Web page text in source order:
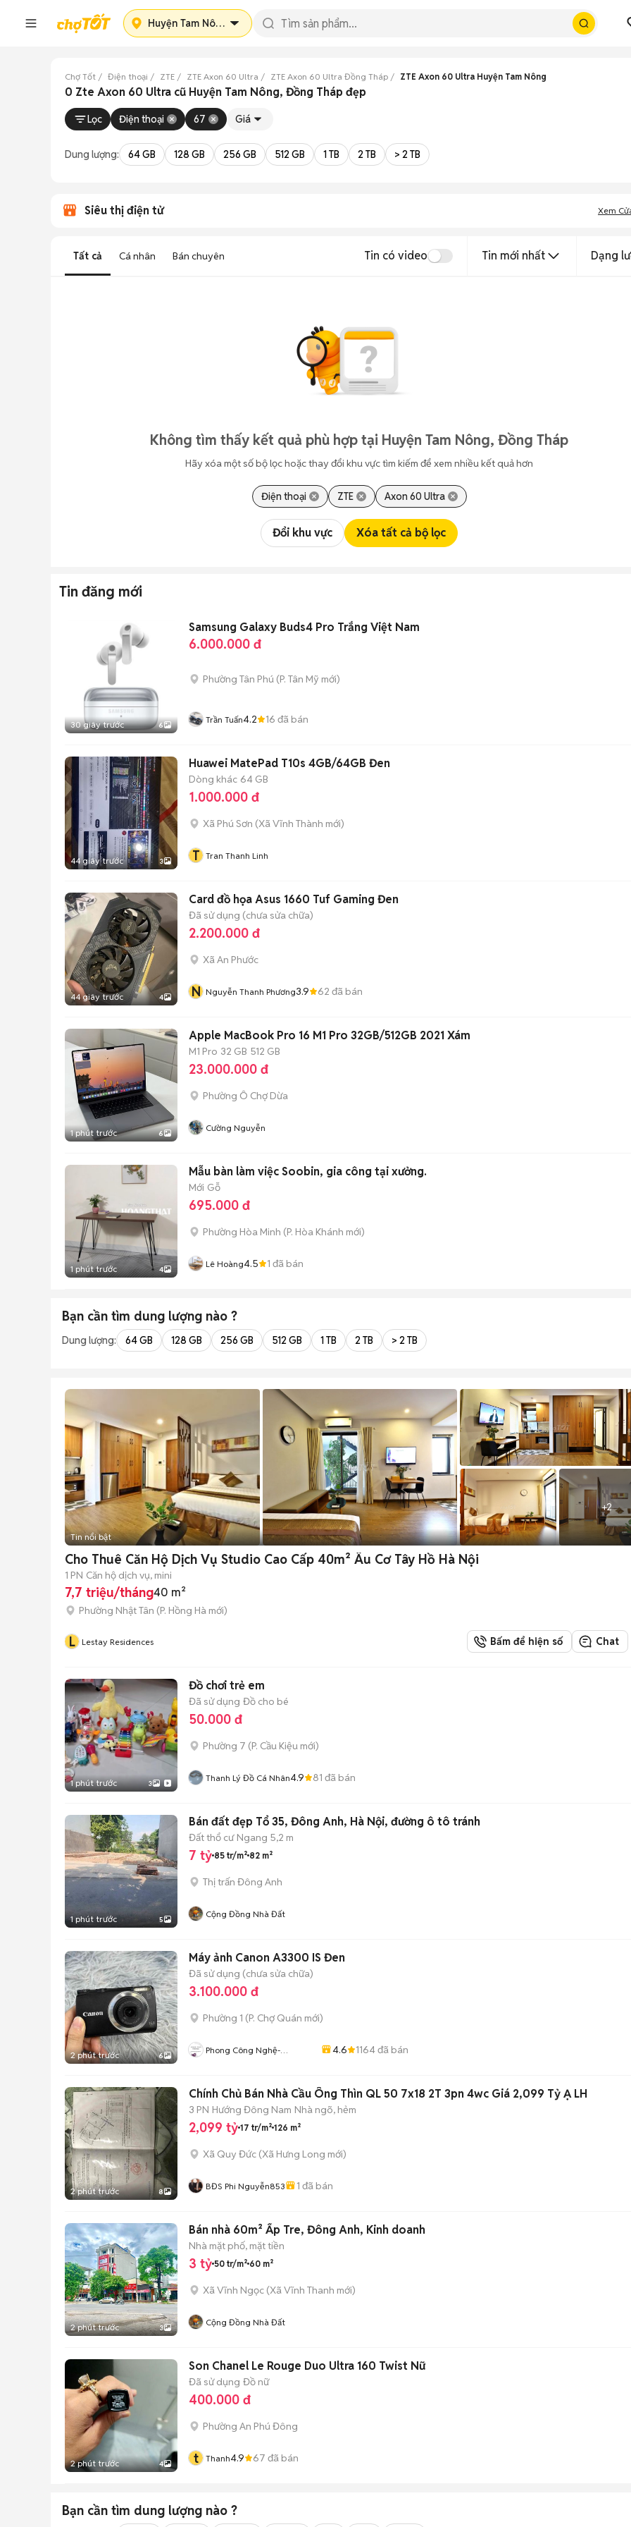
Huyện Tam Nông
Chợ Tốt Điện thoại ZTE ZTE Axon 60 Ultra ZTE Axon 60 Ultra Đồng Tháp ZTE Axon 60 Ultra Huyện Tam Nông
0 Zte Axon 60 Ultra cũ Huyện Tam Nông, Đồng Tháp đẹp
Lọc Điện thoại 67 Giá
Dung lượng: 64 GB 128 GB 256 GB 512 GB 1 TB 2 TB > 2 TB
Siêu thị điện tử Xem
Tất cả Cá nhân Bán chuyên Tin có video Tin mới nhất Dạng
Không tìm thấy kết quả phù hợp tại Huyện Tam Nông, Đồng Tháp
Hãy xóa một số bộ lọc hoặc thay đổi khu vực tìm kiếm để xem nhiều kết quả hơn
Điện thoại ZTE Axon 60 Ultra
Đổi khu vực Xóa tất cả bộ lọc
Tin đăng mới
30 giây trước 6
Samsung Galaxy Buds4 Pro Trắng Việt Nam
6.000.000 đ
Phường Tân Phú (P. Tân Mỹ mới)
Trần Tuấn4.2 16 đã bán
44 giây trước 3
Huawei MatePad T10s 4GB/64GB Đen
Dòng khác 64 GB
1.000.000 đ
Xã Phú Sơn (Xã Vĩnh Thành mới)
T Tran Thanh Linh
44 giây trước 4
Card đồ họa Asus 1660 Tuf Gaming Đen
Đã sử dụng (chưa sửa chữa)
2.200.000 đ
Xã An Phước
N Nguyễn Thanh Phương3.9 62 đã bán
1 phút trước 6
Apple MacBook Pro 16 M1 Pro 32GB/512GB 2021 Xám
M1 Pro 32 GB 512 GB
23.000.000 đ
Phường Ô Chợ Dừa
Cường Nguyễn
1 phút trước 4
Mẫu bàn làm việc Soobin, gia công tại xưởng.
Mới Gỗ
695.000 đ
Phường Hòa Minh (P. Hòa Khánh mới)
Lê Hoàng4.5 1 đã bán
Bạn cần tìm dung lượng nào ?
Dung lượng: 64 GB 128 GB 256 GB 512 GB 1 TB 2 TB > 2 TB
+2
Tin nổi bật
Cho Thuê Căn Hộ Dịch Vụ Studio Cao Cấp 40m² Âu Cơ Tây Hồ Hà Nội
1 PN Căn hộ dịch vụ, mini
7,7 triệu/tháng40 m²
Phường Nhật Tân (P. Hồng Hà mới)
L Lestay Residences Bấm để hiện số Chat
1 phút trước 3
Đồ chơi trẻ em
Đã sử dụng Đồ cho bé
50.000 đ
Phường 7 (P. Cầu Kiệu mới)
Thanh Lý Đồ Cá Nhân4.9 81 đã bán
1 phút trước 5
Bán đất đẹp Tổ 35, Đông Anh, Hà Nội, đường ô tô tránh
Đất thổ cư Ngang 5,2 m
7 tỷ 85 tr/m² 82 m²
Thị trấn Đông Anh
Cộng Đồng Nhà Đất
2 phút trước 6
Máy ảnh Canon A3300 IS Đen
Đã sử dụng (chưa sửa chữa)
3.100.000 đ
Phường 1 (P. Chợ Quán mới)
Phong Công Nghệ-
4.6 1164đã bán
2 phút trước 8
Chính Chủ Bán Nhà Cầu Ông Thìn QL 50 7x18 2T 3pn 4wc Giá 2,099 Tỷ Ạ LH
3 PN Hướng Đông Nam Nhà ngõ, hẻm
2,099 tỷ 17 tr/m² 126 m²
Xã Quy Đức (Xã Hưng Long mới)
BĐS Phi Nguyễn853 1 đã bán
2 phút trước 3
Bán nhà 60m² Ấp Tre, Đông Anh, Kinh doanh
Nhà mặt phố, mặt tiền
3 tỷ 50 tr/m² 60 m²
Xã Vĩnh Ngọc (Xã Vĩnh Thanh mới)
Cộng Đồng Nhà Đất
2 phút trước 4
Son Chanel Le Rouge Duo Ultra 160 Twist Nữ
Đã sử dụng Đồ nữ
400.000 đ
Phường An Phú Đông
t Thanh4.9 67 đã bán
Bạn cần tìm dung lượng nào ?